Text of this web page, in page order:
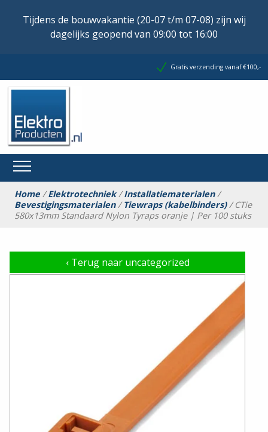
Tijdens de bouwvakantie (20-07 t/m 07-08) zijn wij
dagelijks geopend van 09:00 tot 16:00
Gratis verzending vanaf €100,-
Home/Elektrotechniek/Installatiematerialen/
Bevestigingsmaterialen/Tiewraps (kabelbinders)/ CTie
580x13mm Standaard Nylon Tyraps oranje | Per 100 stuks
‹Terug naar uncategorized